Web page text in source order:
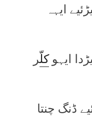
ایہہ
ایہوکلّر
ڈنگ چنتا